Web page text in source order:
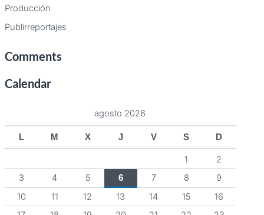
Producción
Publirreportajes
Comments
Calendar
agosto 2026
L M X J V S D
1
2
3
4 5 6 7 8
9
10
11 12 13 14 15
16